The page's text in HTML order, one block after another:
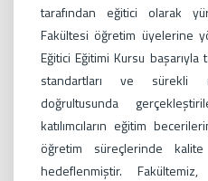
tarafından eğitici olarak
Fakültesi öğretim üyelerine
Eğitici Eğitimi Kursu başarıyla
standartları ve sürekli
doğrultusunda
katılımcıların eğitim
öğretim süreçlerinde kalite
hedeflenmiştir.